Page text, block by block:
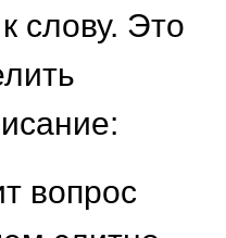
слову. Это
вопрос